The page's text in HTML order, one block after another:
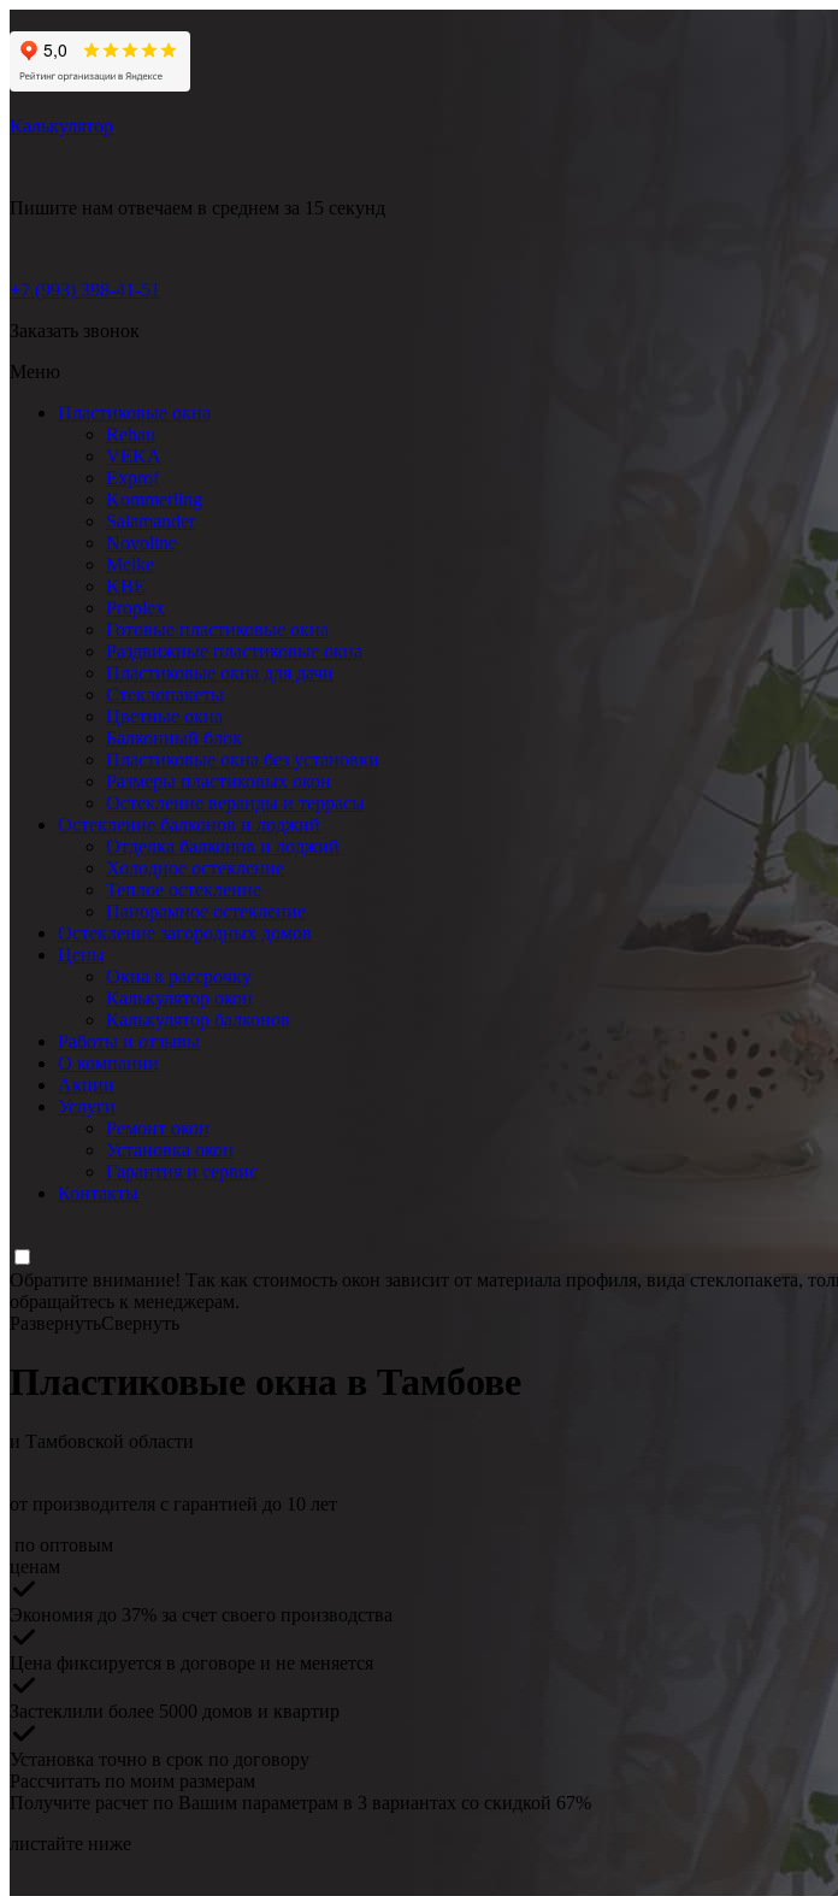
Калькулятор
Пишите нам отвечаем в среднем за 15 секунд
+7 (993) 398-41-51
Заказать звонок
Меню
Пластиковые окна
Rehau
VEKA
Exprof
Kommerling
Salamander
Novoline
Melke
KBE
Proplex
Готовые пластиковые окна
Раздвижные пластиковые окна
Пластиковые окна для дачи
Стеклопакеты
Цветные окна
Балконный блок
Пластиковые окна без установки
Размеры пластиковых окон
Остекление веранды и террасы
Остекление балконов и лоджий
Отделка балконов и лоджий
Холодное остекление
Теплое остекление
Панорамное остекление
Остекление загородных домов
Цены
Окна в рассрочку
Калькулятор окон
Калькулятор балконов
Работы и отзывы
О компании
Акции
Услуги
Ремонт окон
Установка окон
Гарантия и сервис
Контакты
Обратите внимание! Так как стоимость окон зависит от материала профиля, вида стеклопакета,
обращайтесь к менеджерам.
РазвернутьСвернуть
Пластиковые окна в Тамбове
и Тамбовской области
от производителя с гарантией до 10 лет
по оптовым
ценам
Экономия до 37% за счет своего производства
Цена фиксируется в договоре и не меняется
Застеклили более 5000 домов и квартир
Установка точно в срок по договору
Рассчитать по моим размерам
Получите расчет по Вашим параметрам в 3 вариантах со скидкой 67%
листайте ниже